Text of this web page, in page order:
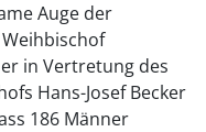
Auge der
in Vertretung des
Hans-Josef Becker
186 Männer